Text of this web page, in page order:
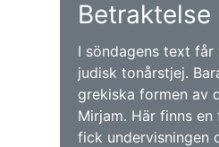
Betraktelse
I söndagens text får
judisk tonårstjej.
grekiska formen av
Mirjam. Här finns
fick undervisningen